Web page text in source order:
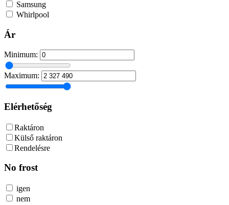
Samsung
Whirlpool
Ár
Minimum:
Maximum:
Elérhetőség
Raktáron
Külső raktáron
Rendelésre
No frost
igen
nem